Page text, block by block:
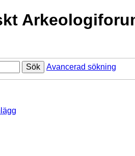
Sök Avancerad sökning